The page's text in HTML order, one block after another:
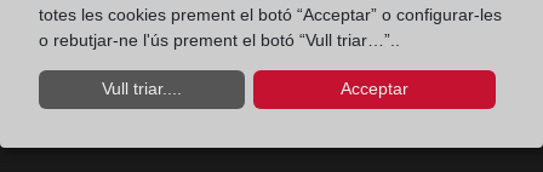
totes les cookies prement el botó “Acceptar” o configurar-les
o rebutjar-ne l'ús prement el botó “Vull triar…”..
Vull triar.... Acceptar